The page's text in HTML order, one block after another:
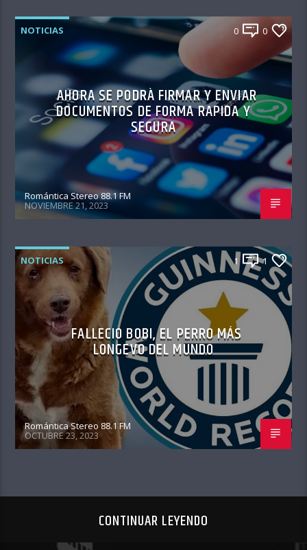
NOTICIAS 0 0
AHORA SE PODRÀ FIRMAR Y ENVIAR
DOCUMENTOS DE FORMA RAPIDA Y
SEGURA
Romántica Stereo 88.1 FM
NOVIEMBRE 21, 2023
NOTICIAS 1 1
FALLECIO BOBI, EL PERRO MÁS
LONGEVO DEL MUNDO
Romántica Stereo 88.1 FM
OCTUBRE 23, 2023
CONTINUAR LEYENDO